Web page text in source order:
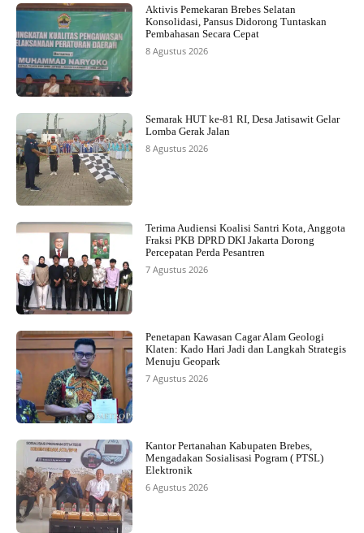
Aktivis Pemekaran Brebes Selatan
Konsolidasi, Pansus Didorong Tuntaskan
Pembahasan Secara Cepat
8 Agustus 2026
Semarak HUT ke-81 RI, Desa Jatisawit Gelar
Lomba Gerak Jalan
8 Agustus 2026
Terima Audiensi Koalisi Santri Kota, Anggota
Fraksi PKB DPRD DKI Jakarta Dorong
Percepatan Perda Pesantren
7 Agustus 2026
Penetapan Kawasan Cagar Alam Geologi
Klaten: Kado Hari Jadi dan Langkah Strategis
Menuju Geopark
7 Agustus 2026
Kantor Pertanahan Kabupaten Brebes,
Mengadakan Sosialisasi Pogram ( PTSL)
Elektronik
6 Agustus 2026